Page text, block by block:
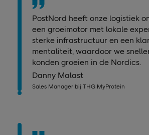
PostNord heeft onze logistiek
een groeimotor met lokale
sterke infrastructuur en een
mentaliteit, waardoor we
konden groeien in de Nordics.
Danny Malast
Sales Manager bij THG MyProtein